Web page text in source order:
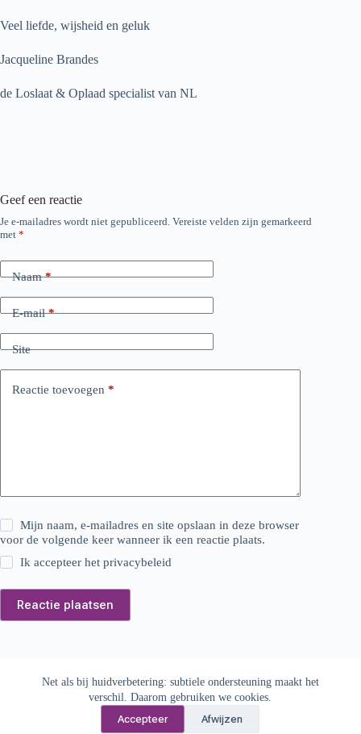
Net als bij huidverbetering: subtiele ondersteuning maakt het
verschil. Daarom gebruiken we cookies.
Accepteer
Afwijzen
Veel liefde, wijsheid en geluk
Jacqueline Brandes
de Loslaat & Oplaad specialist van NL
Geef een reactie
Je e-mailadres wordt niet gepubliceerd. Vereiste velden zijn gemarkeerd
met *
Naam*
E-mail*
Site
Reactie toevoegen *
Mijn naam, e-mailadres en site opslaan in deze browser
voor de volgende keer wanneer ik een reactie plaats.
Ik accepteer hetprivacybeleid
Reactie plaatsen
Copyright © 2026 MunayQi beauty & healing